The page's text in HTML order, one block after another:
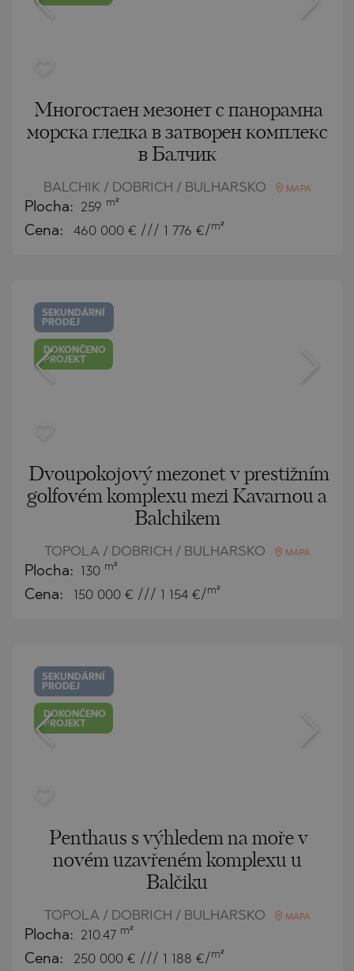
Многостаен мезонет с панорамна
морска гледка в затворен комплекс
в Балчик
BALCHIK / DOBRICH / BULHARSKO MAPA
Plocha: 259 m²
Cena: 460 000 € /// 1 776 €/ m²
SEKUNDÁRNÍ
PRODEJ
DOKONČENO
PROJEKT
Dvoupokojový mezonet v prestižním
golfovém komplexu mezi Kavarnou a
Balchikem
TOPOLA / DOBRICH / BULHARSKO MAPA
Plocha: 130 m²
Cena: 150 000 € /// 1 154 €/ m²
SEKUNDÁRNÍ
PRODEJ
DOKONČENO
PROJEKT
Penthaus s výhledem na moře v
novém uzavřeném komplexu u
Balčiku
TOPOLA / DOBRICH / BULHARSKO MAPA
Plocha: 210.47 m²
Cena: 250 000 € /// 1 188 €/ m²